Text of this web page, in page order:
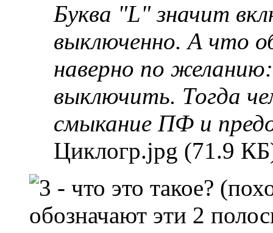
Буква "L" значит
выключенно. А что
наверно по
выключить. Тогда
смыкание ПФ и
Циклогр.jpg (71.9